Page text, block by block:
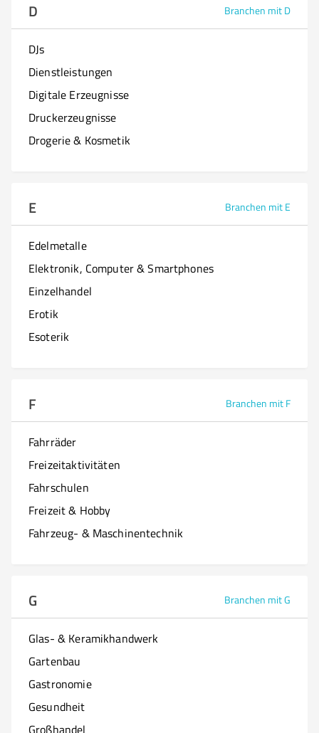
D Branchen mit D
DJs
Dienstleistungen
Digitale Erzeugnisse
Druckerzeugnisse
Drogerie & Kosmetik
E Branchen mit E
Edelmetalle
Elektronik, Computer & Smartphones
Einzelhandel
Erotik
Esoterik
F Branchen mit F
Fahrräder
Freizeitaktivitäten
Fahrschulen
Freizeit & Hobby
Fahrzeug- & Maschinentechnik
G Branchen mit G
Glas- & Keramikhandwerk
Gartenbau
Gastronomie
Gesundheit
Großhandel